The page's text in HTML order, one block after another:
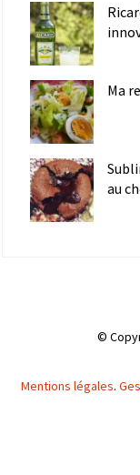
Ma
au
©
Mentions légales.